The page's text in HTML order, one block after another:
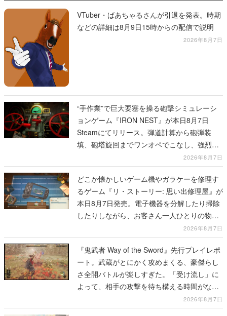
VTuber・ばあちゃるさんが引退を発表。時期
などの詳細は8月9日15時からの配信で説明
2026年8月7日
“手作業”で巨大要塞を操る砲撃シミュレーシ
ョンゲーム『IRON NEST』が本日8月7日
Steamにてリリース。弾道計算から砲弾装
填、砲塔旋回までワンオペでこなし、強烈な
一撃をブチかませるロマンある作品2026年8月7日
どこか懐かしいゲーム機やガラケーを修理す
るゲーム『リ・ストーリー: 思い出修理屋』が
本日8月7日発売。電子機器を分解したり掃除
したりしながら、お客さん一人ひとりの物語
2026年8月7日
『鬼武者 Way of the Sword』先行プレイレポ
ート。武蔵がとにかく攻めまくる、豪傑らし
さ全開バトルが楽しすぎた。「受け流し」に
よって、相手の攻撃を待ち構える時間がなく
2026年8月7日